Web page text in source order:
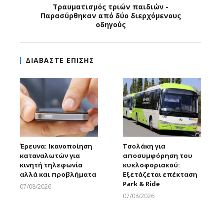
Τραυματισμός τριών παιδιών -
Παρασύρθηκαν από δύο διερχόμενους
οδηγούς
ΔΙΑΒΑΣΤΕ ΕΠΙΣΗΣ
Έρευνα: Ικανοποίηση
καταναλωτών για
κινητή τηλεφωνία
αλλά και προβλήματα
07/08/2026
Τσολάκη για
αποσυμφόρηση του
κυκλοφοριακού:
Εξετάζεται επέκταση
Park & Ride
07/08/2026